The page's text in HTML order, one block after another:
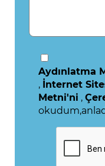
Aydınlatma
, İnternet
Metni'ni ,